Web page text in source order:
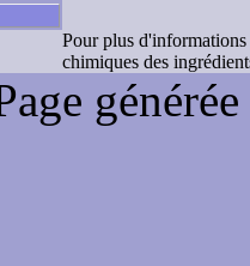
Pour plus d'informations
chimiques des